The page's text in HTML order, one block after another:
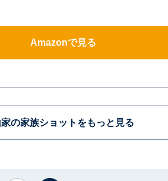
Amazonで見る
の家族ショットをもっと見る